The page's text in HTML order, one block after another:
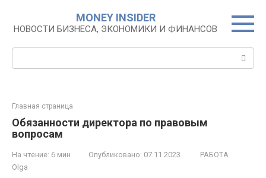
контенту
MONEY INSIDER
НОВОСТИ БИЗНЕСА, ЭКОНОМИКИ И ФИНАНСОВ
Главная страница
Обязанности директора по правовым
вопросам
На чтение: 6 мин Опубликовано: 07.11.2023
РАБОТА
Olga